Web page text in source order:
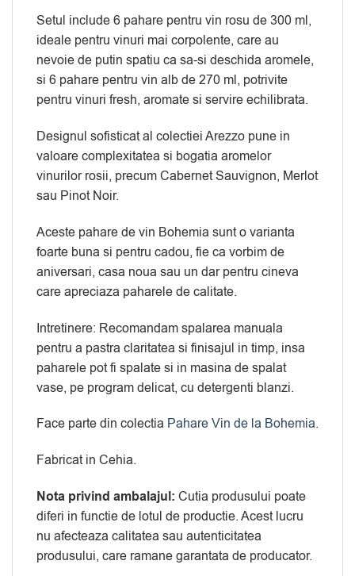
Setul include 6 pahare pentru vin rosu de 300 ml,
ideale pentru vinuri mai corpolente, care au
nevoie de putin spatiu ca sa-si deschida aromele,
si 6 pahare pentru vin alb de 270 ml, potrivite
pentru vinuri fresh, aromate si servire echilibrata.
Designul sofisticat al colectiei Arezzo pune in
valoare complexitatea si bogatia aromelor
vinurilor rosii, precum Cabernet Sauvignon, Merlot
sau Pinot Noir.
Aceste pahare de vin Bohemia sunt o varianta
foarte buna si pentru cadou, fie ca vorbim de
aniversari, casa noua sau un dar pentru cineva
care apreciaza paharele de calitate.
Intretinere: Recomandam spalarea manuala
pentru a pastra claritatea si finisajul in timp, insa
paharele pot fi spalate si in masina de spalat
vase, pe program delicat, cu detergenti blanzi.
Face parte din colectia Pahare Vin de la Bohemia.
Fabricat in Cehia.
Nota privind ambalajul: Cutia produsului poate
diferi in functie de lotul de productie. Acest lucru
nu afecteaza calitatea sau autenticitatea
produsului, care ramane garantata de producator.